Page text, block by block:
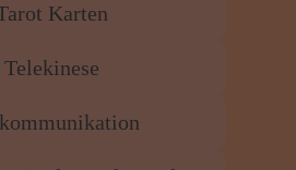
Karten
Telekinese